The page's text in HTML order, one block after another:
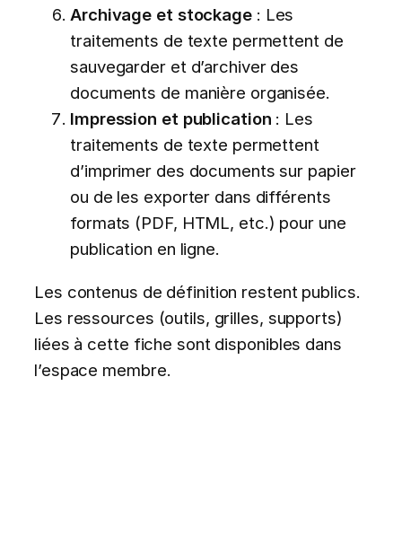
Archivage et stockage: Les
traitements de texte permettent de
sauvegarder et d’archiver des
documents de manière organisée.
Impression et publication : Les
traitements de texte permettent
d’imprimer des documents sur papier
ou de les exporter dans différents
formats (PDF, HTML, etc.) pour une
publication en ligne.
Les contenus de définition restent publics.
Les ressources (outils, grilles, supports)
liées à cette fiche sont disponibles dans
l’espace membre.